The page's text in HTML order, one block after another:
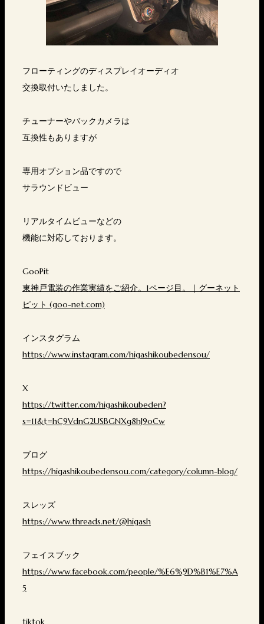
フローティングのディスプレイオーディオ
交換取付いたしました。
チューナーやバックカメラは
互換性もありますが
専用オプション品ですので
サラウンドビュー
リアルタイムビューなどの
機能に対応しております。
GooPit
東神戸電装の作業実績をご紹介。1ページ目。｜グーネット
ピット (goo-net.com)
インスタグラム
https://www.instagram.com/higashikoubedensou/
X
https://twitter.com/higashikoubeden?
s=11&t=hC9VdnG2USBGNXg8hJ9oCw
ブログ
https://higashikoubedensou.com/category/column-blog/
スレッズ
https://www.threads.net/@higash
フェイスブック
https://www.facebook.com/people/%E6%9D%B1%E7%A
5
tiktok